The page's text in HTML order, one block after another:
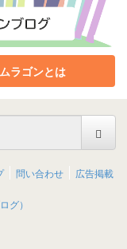
ムラゴンとは
問い合わせ 広告掲載
グ）